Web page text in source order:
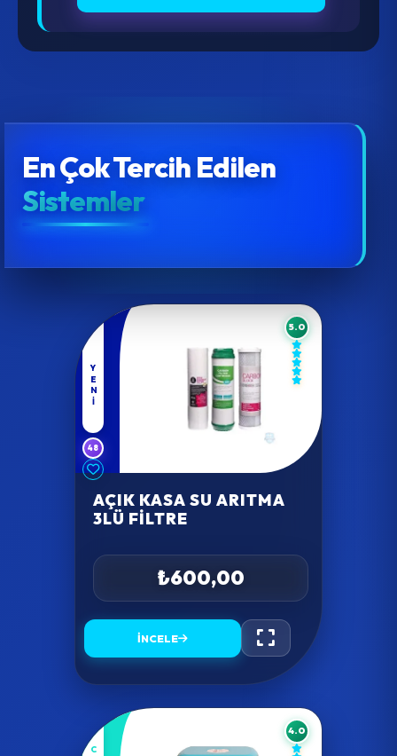
En Çok Tercih Edilen
Sistemler
YENI
48
5.0
AÇIK KASA SU ARITMA
3LÜ FILTRE
₺600,00
İNCELE
4.0